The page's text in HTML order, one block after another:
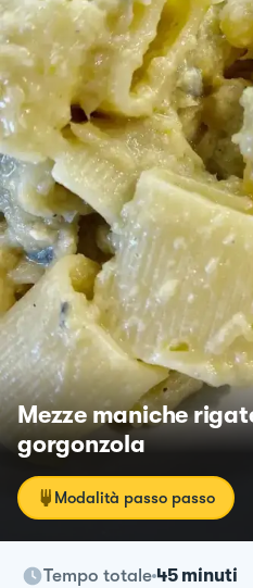
Mezze maniche
gorgonzola
Modalità passo passo
Tempo totale 45 minuti